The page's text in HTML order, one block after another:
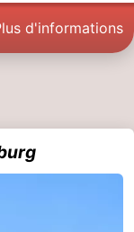
d'informations